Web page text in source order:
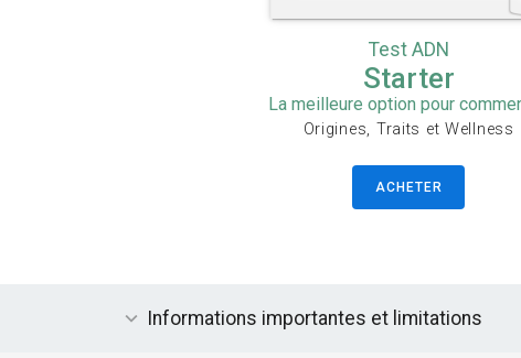
Test ADN
Starter
La meilleure option pour
Origines, Traits et Wellness
ACHETER
Informations importantes et limitations